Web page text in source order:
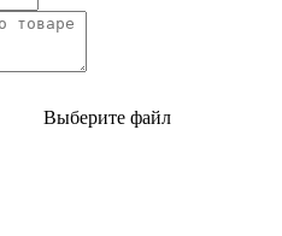
Выберите файл